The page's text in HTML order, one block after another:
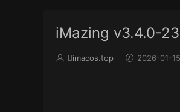
iMazing v3.4.0-
imacos.top 2026-01-15